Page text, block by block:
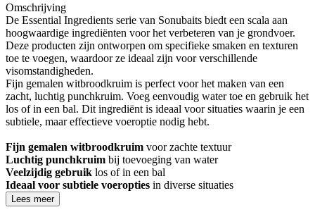
Omschrijving
De Essential Ingredients serie van Sonubaits biedt een scala aan
hoogwaardige ingrediënten voor het verbeteren van je grondvoer.
Deze producten zijn ontworpen om specifieke smaken en texturen
toe te voegen, waardoor ze ideaal zijn voor verschillende
visomstandigheden.
Fijn gemalen witbroodkruim is perfect voor het maken van een
zacht, luchtig punchkruim. Voeg eenvoudig water toe en gebruik het
los of in een bal. Dit ingrediënt is ideaal voor situaties waarin je een
subtiele, maar effectieve voeroptie nodig hebt.
Fijn gemalen witbroodkruim voor zachte textuur
Luchtig punchkruim bij toevoeging van water
Veelzijdig gebruik los of in een bal
Ideaal voor subtiele voeropties in diverse situaties
Lees meer